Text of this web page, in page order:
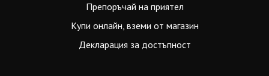
Препоръчай на приятел
Купи онлайн, вземи от магазин
Декларация за достъпност